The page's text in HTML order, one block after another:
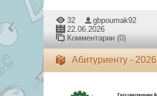
32
gbpoumak92
22.06.2026
Комментарии (0)
Абитуриенту - 2026